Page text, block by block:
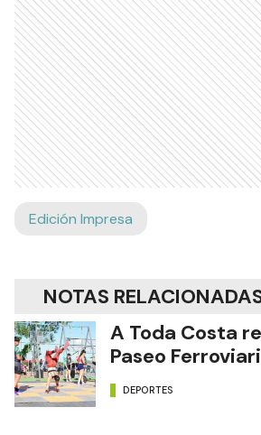
Edición Impresa
NOTAS
A Toda Costa
Paseo
DEPORTES